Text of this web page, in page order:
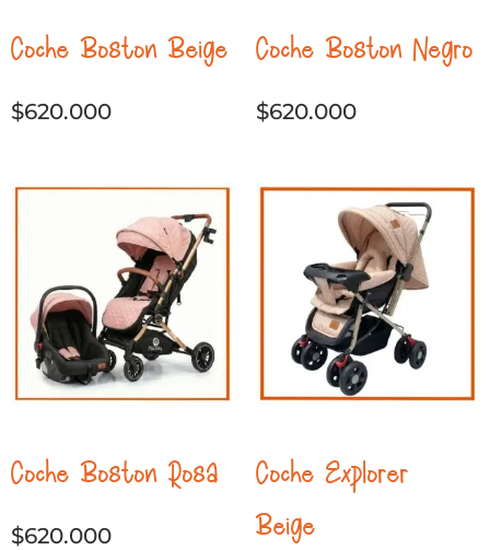
Coche Boston Beige
$620.000
Coche Boston Negro
$620.000
Coche Boston Rosa
$620.000
Coche Explorer
Beige